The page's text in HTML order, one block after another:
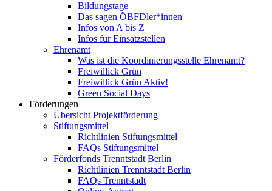
Bildungstage
Das sagen ÖBFDler*innen
Infos von A bis Z
Infos für Einsatzstellen
Ehrenamt
Was ist die Koordinierungsstelle Ehrenamt?
Freiwillick Grün
Freiwillick Grün Aktiv!
Green Social Days
Förderungen
Übersicht Projektförderung
Stiftungsmittel
Richtlinien Stiftungsmittel
FAQs Stiftungsmittel
Förderfonds Trenntstadt Berlin
Richtlinien Trenntstadt Berlin
FAQs Trenntstadt